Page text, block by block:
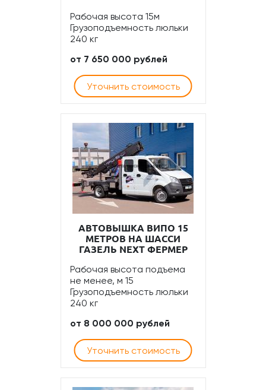
Рабочая высота 15м
Грузоподъемность люльки
240 кг
от 7 650 000 рублей
Уточнить стоимость
АВТОВЫШКА ВИПО 15
МЕТРОВ НА ШАССИ
ГАЗЕЛЬ NEXT ФЕРМЕР
Рабочая высота подъема
не менее, м 15
Грузоподъемность люльки
240 кг
от 8 000 000 рублей
Уточнить стоимость